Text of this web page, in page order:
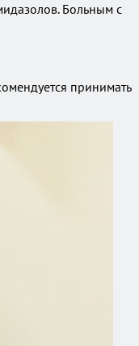
Больным с
принимать